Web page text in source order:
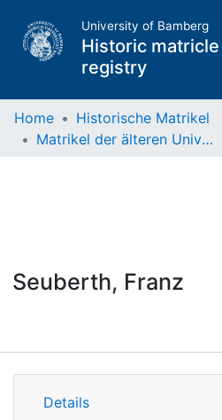
University of Bamberg
Historic matricle
registry
Home
Historische Matrikel
Matrikel der älteren Universität
Seuberth, Franz
Details
Details